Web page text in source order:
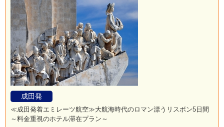
成田発
≪成田発着エミレーツ航空≫大航海時代のロマン漂うリスボン5日間
～料金重視のホテル滞在プラン～